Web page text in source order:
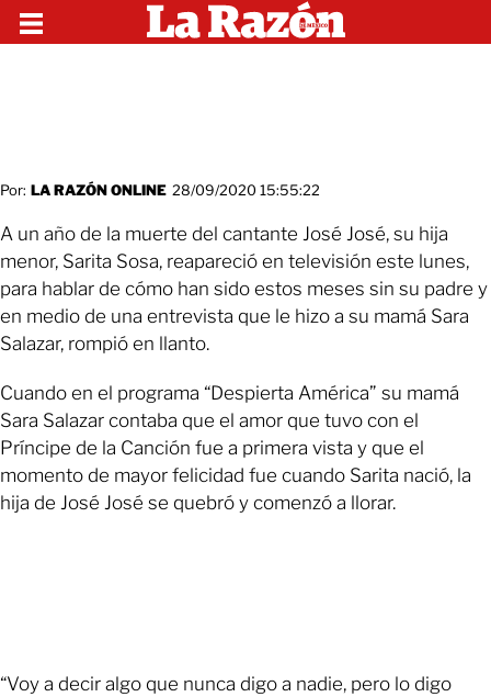
Por: LA RAZÓN ONLINE 28/09/2020 15:55:22
A un año de la muerte del cantante José José, su hija
menor, Sarita Sosa, reapareció en televisión este lunes,
para hablar de cómo han sido estos meses sin su padre y
en medio de una entrevista que le hizo a su mamá Sara
Salazar, rompió en llanto.
Cuando en el programa “Despierta América” su mamá
Sara Salazar contaba que el amor que tuvo con el
Príncipe de la Canción fue a primera vista y que el
momento de mayor felicidad fue cuando Sarita nació, la
hija de José José se quebró y comenzó a llorar.
“Voy a decir algo que nunca digo a nadie, pero lo digo